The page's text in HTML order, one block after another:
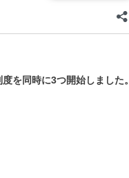
を同時に3つ開始しました。